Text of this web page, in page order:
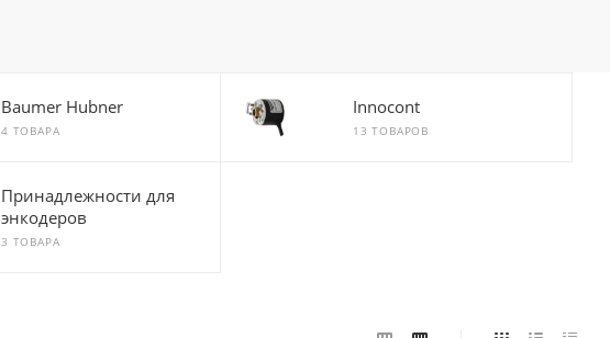
Baumer Hubner
4 ТОВАРА
Innocont
13 ТОВАРОВ
Принадлежности для
энкодеров
3 ТОВАРА